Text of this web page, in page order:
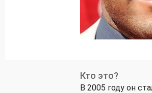
Кто это?
В 2005 году он